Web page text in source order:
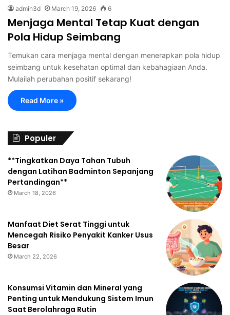
admin3d March 19, 2026 6
Menjaga Mental Tetap Kuat dengan
Pola Hidup Seimbang
Temukan cara menjaga mental dengan menerapkan pola hidup
seimbang untuk kesehatan optimal dan kebahagiaan Anda.
Mulailah perubahan positif sekarang!
Read More »
Populer
**Tingkatkan Daya Tahan Tubuh
dengan Latihan Badminton Sepanjang
Pertandingan**
March 18, 2026
Manfaat Diet Serat Tinggi untuk
Mencegah Risiko Penyakit Kanker Usus
Besar
March 22, 2026
Konsumsi Vitamin dan Mineral yang
Penting untuk Mendukung Sistem Imun
Saat Berolahraga Rutin